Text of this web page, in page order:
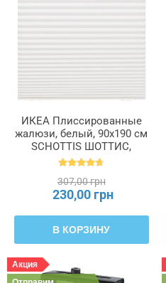
ИКЕА Плиссированные
жалюзи, белый, 90x190 см
SCHOTTIS ШОТТИС,
202.422.82
307,00 грн
230,00 грн
В КОРЗИНУ
Акция